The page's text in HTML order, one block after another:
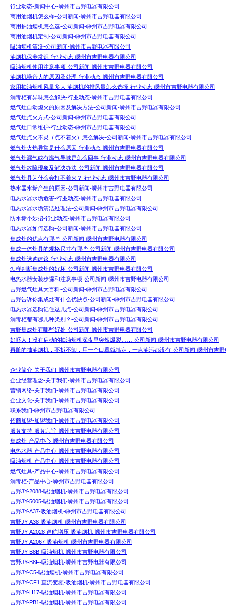
行业动态-新闻中心-嵊州市吉野电器有限公司
商用油烟机怎么样-公司新闻-嵊州市吉野电器有限公司
商用抽油烟机怎么选-公司新闻-嵊州市吉野电器有限公司
商用油烟机定制-公司新闻-嵊州市吉野电器有限公司
吸油烟机清洗-公司新闻-嵊州市吉野电器有限公司
油烟机保养常识-行业动态-嵊州市吉野电器有限公司
吸油烟机使用注意事项-公司新闻-嵊州市吉野电器有限公司
油烟机噪音大的原因及处理-行业动态-嵊州市吉野电器有限公司
家用抽油烟机风量多大 油烟机的排风量怎么选择-行业动态-嵊州市吉野电器有限公司
消毒柜有异味怎么解决-行业动态-嵊州市吉野电器有限公司
燃气灶自动熄火的原因及解决方法-公司新闻-嵊州市吉野电器有限公司
燃气灶点火方式-公司新闻-嵊州市吉野电器有限公司
燃气灶日常维护-行业动态-嵊州市吉野电器有限公司
燃气灶点火不灵（点不着火）怎么解决-公司新闻-嵊州市吉野电器有限公司
燃气灶火焰异常是什么原因-行业动态-嵊州市吉野电器有限公司
燃气灶漏气或有燃气异味是怎么回事-行业动态-嵊州市吉野电器有限公司
燃气灶故障现象及解决办法-公司新闻-嵊州市吉野电器有限公司
燃气灶具为什么会打不着火？-行业动态-嵊州市吉野电器有限公司
热水器水垢产生的原因-公司新闻-嵊州市吉野电器有限公司
电热水器水垢危害-行业动态-嵊州市吉野电器有限公司
电热水器水垢清洁处理法-公司新闻-嵊州市吉野电器有限公司
防水垢小妙招-行业动态-嵊州市吉野电器有限公司
电热水器如何选购-公司新闻-嵊州市吉野电器有限公司
集成灶的优点有哪些-公司新闻-嵊州市吉野电器有限公司
集成一体灶具的规格尺寸有哪些-公司新闻-嵊州市吉野电器有限公司
集成灶选购建议-行业动态-嵊州市吉野电器有限公司
怎样判断集成灶的好坏-公司新闻-嵊州市吉野电器有限公司
电热水器安装步骤和注意事项-公司新闻-嵊州市吉野电器有限公司
吉野燃气灶具大百科-公司新闻-嵊州市吉野电器有限公司
吉野告诉你集成灶有什么优缺点-公司新闻-嵊州市吉野电器有限公司
电热水器选购记住这几点-公司新闻-嵊州市吉野电器有限公司
消毒柜都有哪几种类别？-公司新闻-嵊州市吉野电器有限公司
吉野集成灶有哪些好处-公司新闻-嵊州市吉野电器有限公司
好吓人！没有启动的抽油烟机深夜里突然爆裂……-公司新闻-嵊州市吉野电器有限公司
再脏的抽油烟机，不拆不卸，用一个口罩就搞定，一点油污都没有-公司新闻-嵊州市吉
企业简介-关于我们-嵊州市吉野电器有限公司
企业经营理念-关于我们-嵊州市吉野电器有限公司
营销网络-关于我们-嵊州市吉野电器有限公司
企业文化-关于我们-嵊州市吉野电器有限公司
联系我们-嵊州市吉野电器有限公司
招商加盟-加盟我们-嵊州市吉野电器有限公司
服务支持-服务宗旨-嵊州市吉野电器有限公司
集成灶-产品中心-嵊州市吉野电器有限公司
电热水器-产品中心-嵊州市吉野电器有限公司
吸油烟机-产品中心-嵊州市吉野电器有限公司
燃气灶具-产品中心-嵊州市吉野电器有限公司
消毒柜-产品中心-嵊州市吉野电器有限公司
吉野JY-2088-吸油烟机-嵊州市吉野电器有限公司
吉野JY-5005-吸油烟机-嵊州市吉野电器有限公司
吉野JY-A37-吸油烟机-嵊州市吉野电器有限公司
吉野JY-A38-吸油烟机-嵊州市吉野电器有限公司
吉野JY-A2028 巡航增压-吸油烟机-嵊州市吉野电器有限公司
吉野JY-A2067-吸油烟机-嵊州市吉野电器有限公司
吉野JY-B8B-吸油烟机-嵊州市吉野电器有限公司
吉野JY-B8F-吸油烟机-嵊州市吉野电器有限公司
吉野JY-C5-吸油烟机-嵊州市吉野电器有限公司
吉野JY-CF1 直流变频-吸油烟机-嵊州市吉野电器有限公司
吉野JY-H17-吸油烟机-嵊州市吉野电器有限公司
吉野JY-PB1-吸油烟机-嵊州市吉野电器有限公司